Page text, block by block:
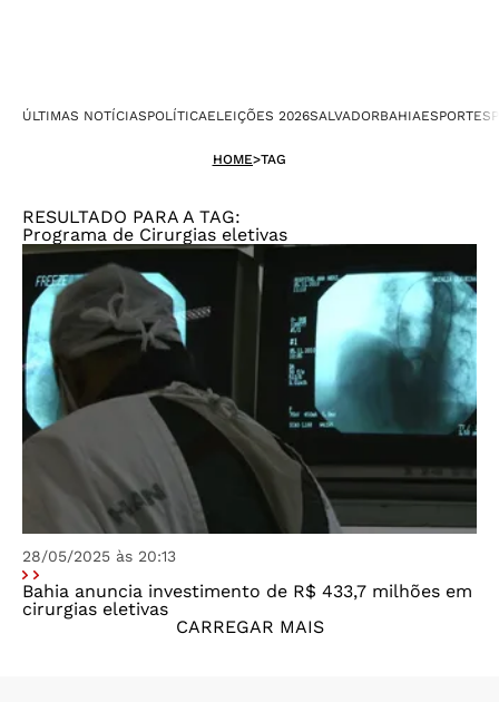
ÚLTIMAS NOTÍCIASPOLÍTICAELEIÇÕES 2026SALVADORBAHIAESPORTES
HOME>TAG
RESULTADO PARA A TAG:
Programa de Cirurgias eletivas
28/05/2025 às 20:13
Bahia anuncia investimento de R$ 433,7 milhões em
cirurgias eletivas
CARREGAR MAIS